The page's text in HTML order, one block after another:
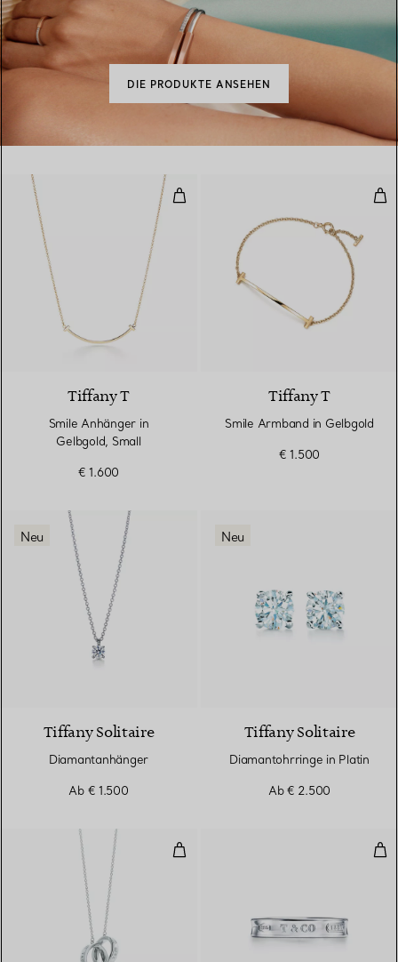
DIE PRODUKTE ANSEHEN
Smile Anhänger in Gelbgold,
Tiffany T
Smile Anhänger in
Gelbgold, Small
€ 1.600
Tiffany T
Smile Armband in Gelbgold
€ 1.500
Neu
Tiffany Solitaire
Diamantanhänger
Ab € 1.500
Neu
Tiffany Solitaire
Diamantohrringe in Platin
Ab € 2.500
Anhänger aus verschlungenen